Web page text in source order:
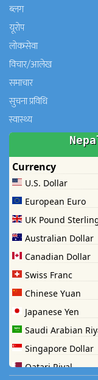
ब्लग
यूरोप
लोकसेवा
विचार/आलेख
समाचार
सुचना प्रविधि
स्वास्थ्य